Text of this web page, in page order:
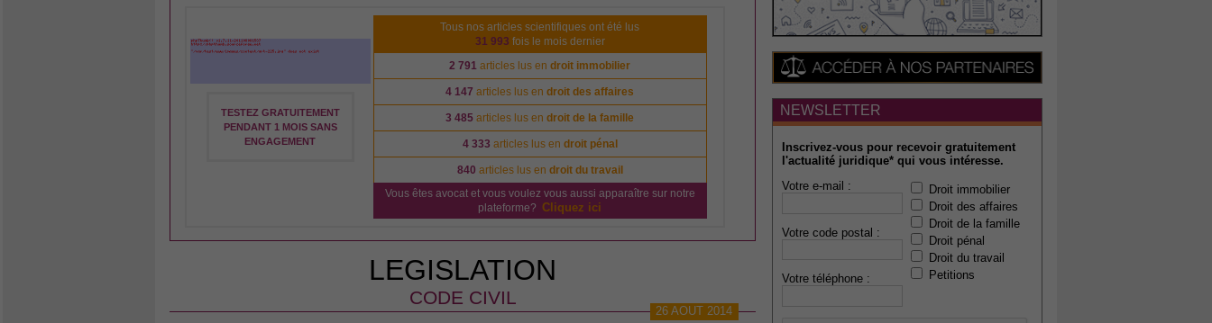
TESTEZ GRATUITEMENT
PENDANT 1 MOIS SANS
ENGAGEMENT
Tous nos articles scientifiques ont été lus
31 993 fois le mois dernier
2 791 articles lus endroit immobilier
4 147 articles lus endroit des affaires
3 485 articles lus endroit de la famille
4 333 articles lus en droit pénal
840 articles lus en droit du travail
Vous êtes avocat et vous voulez vous aussi apparaître sur notre
plateforme? Cliquez ici
LEGISLATION
CODE CIVIL
26 AOUT 2014
NEWSLETTER
Inscrivez-vous pour recevoir gratuitement
l'actualité juridique* qui vous intéresse.
Votre e-mail :
Votre code postal :
Votre téléphone :
Droit immobilier
Droit des affaires
Droit de la famille
Droit pénal
Droit du travail
Petitions